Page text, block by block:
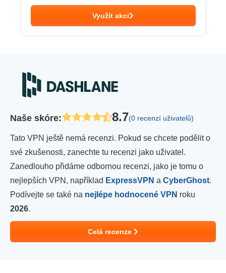
Využít akci
Naše skóre: 8.7(0 recenzí uživatelů)
Tato VPN ještě nemá recenzi. Pokud se chcete podělit o
své zkušenosti, zanechte tu recenzi jako uživatel.
Zanedlouho přidáme odbornou recenzi, jako je tomu o
nejlepších VPN, například ExpressVPN a CyberGhost.
Podívejte se také na nejlépe hodnocené VPN roku
2026.
Celá recenze